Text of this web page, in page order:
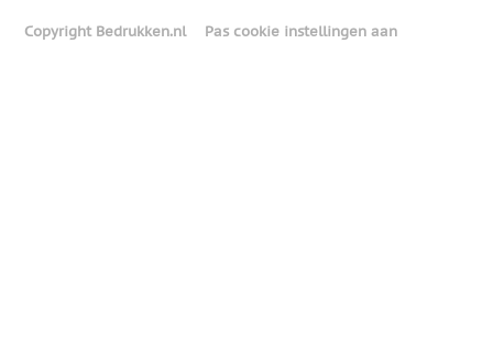
Copyright Bedrukken.nl Pas cookie instellingen aan